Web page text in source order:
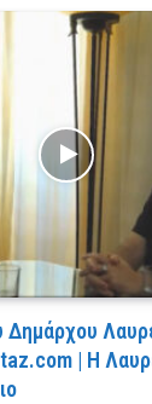
Δημάρχου
| Η